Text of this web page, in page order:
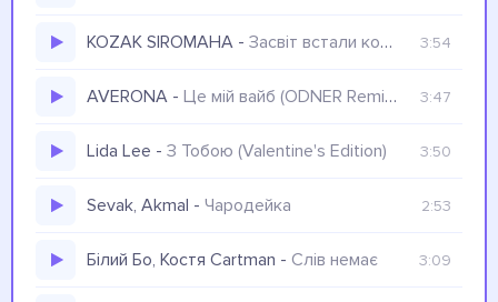
KOZAK SIROMAHA - Засвіт встали козаченьки (D1VINE Remix) В похід з полуночі 3:54
AVERONA - Це мій вайб (ODNER Remix) Спілкуйтеся й романтизуйте життя, тут і зараз це мій вайб 3:47
Lida Lee - З Тобою (Valentine's Edition) 3:50
Sevak, Akmal - Чародейка 2:53
Білий Бо, Костя Cartman - Слів немає 3:09